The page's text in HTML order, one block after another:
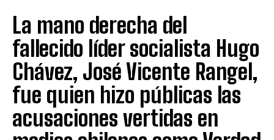
La mano derecha del
fallecido líder socialista Hugo
Chávez, José Vicente Rangel,
fue quien hizo públicas las
acusaciones vertidas en